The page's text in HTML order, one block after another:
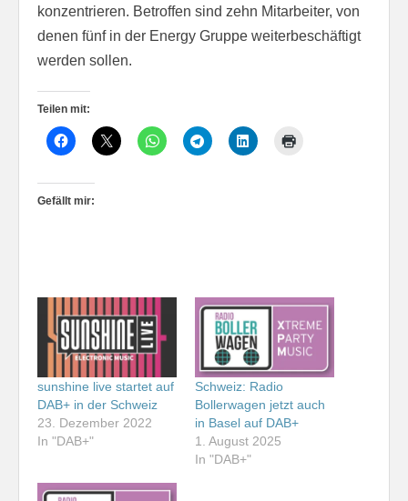
konzentrieren. Betroffen sind zehn Mitarbeiter, von
denen fünf in der Energy Gruppe weiterbeschäftigt
werden sollen.
Teilen mit:
Gefällt mir:
sunshine live startet auf
DAB+ in der Schweiz
23. Dezember 2022
In "DAB+"
Schweiz: Radio
Bollerwagen jetzt auch
in Basel auf DAB+
1. August 2025
In "DAB+"